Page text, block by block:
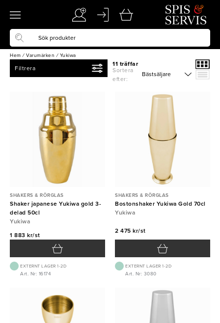
Hem / Varumärken / Yukiwa
Filtrera
11 träffar
Sortera
efter:
SHAKERS & RÖRGLAS
Shaker japanese Yukiwa gold 3-
delad 50cl
Yukiwa
1 883 kr/st
EXTERNT LAGER 1-2D
Art. Nr: 16174
SHAKERS & RÖRGLAS
Bostonshaker Yukiwa Gold 70cl
Yukiwa
2 475 kr/st
EXTERNT LAGER 1-2D
Art. Nr: 3080